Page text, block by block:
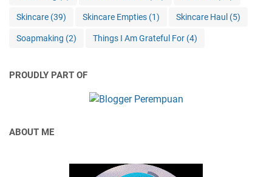
Skincare (39) Skincare Empties (1) Skincare Haul (5)
Soapmaking (2) Things I Am Grateful For (4)
PROUDLY PART OF
ABOUT ME